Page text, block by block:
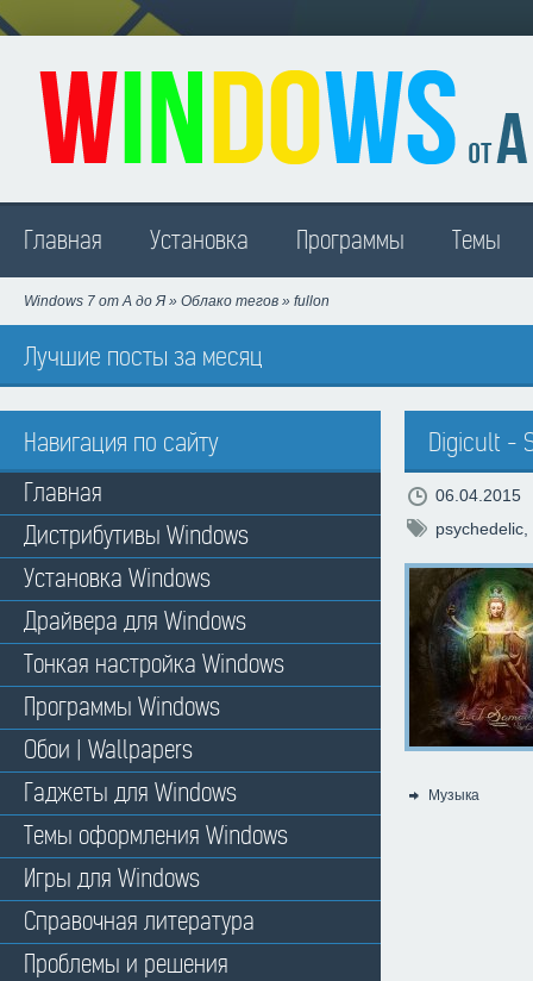
Главная Установка Программы Темы
Windows 7 от А до Я » Облако тегов » fullon
Лучшие посты за месяц
Навигация по сайту
Главная
Дистрибутивы Windows
Установка Windows
Драйвера для Windows
Тонкая настройка Windows
Программы Windows
Обои | Wallpapers
Гаджеты для Windows
Темы оформления Windows
Игры для Windows
Справочная литература
Проблемы и решения
Digicult -
06.04.2015
psychedelic
Музыка